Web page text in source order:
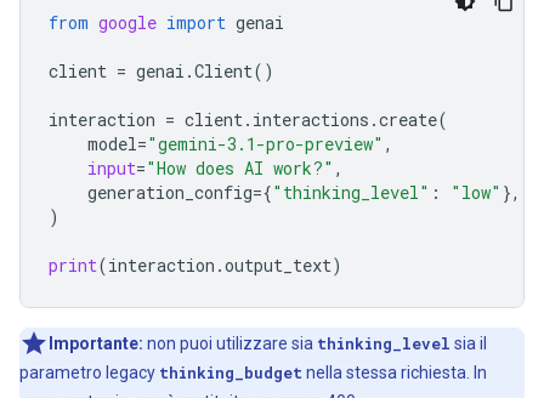
from google import genai
client = genai .Client()
interaction = client. interactions .create(
model="gemini-3.1-pro-preview" ,
input="How does AI work?" ,
generation_config={"thinking_level" : "low" },
)
print(interaction .output_text)
Importante: non puoi utilizzare sia thinking_level sia il
parametro legacy thinking_budget nella stessa richiesta. In